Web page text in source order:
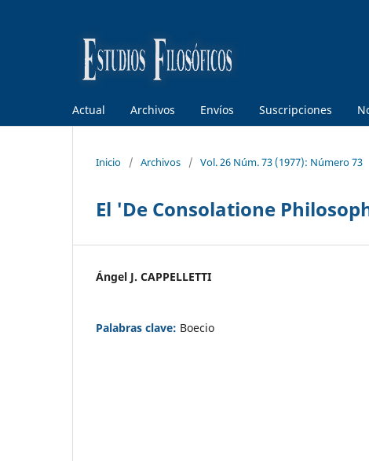
Actual Archivos Envíos Suscripciones
Inicio / Archivos / Vol. 26 Núm. 73 (1977): Número 73
El 'De Consolatione
Ángel J. CAPPELLETTI
Palabras clave: Boecio